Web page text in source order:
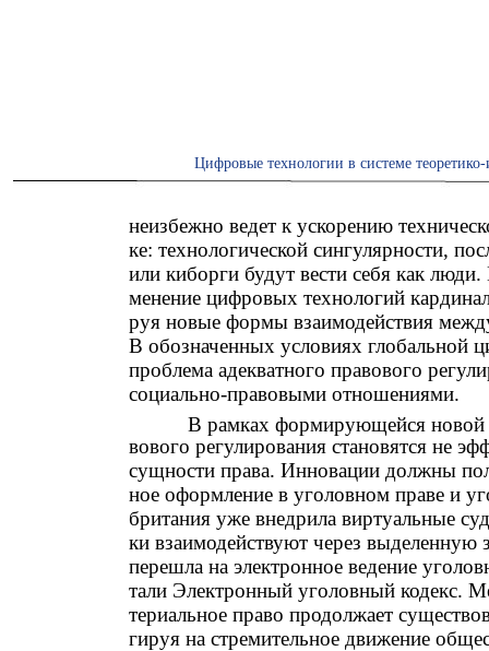
Цифровые технологии в системе
неизбежно ведет к ускорению
ке: технологической сингулярности,
или киборги будут вести себя как
менение цифровых технологий
руя новые формы взаимодействия
В обозначенных условиях глобальной
проблема адекватного правового
социально-правовыми отношениями.
В рамках формирующейся новой
вового регулирования становятся не
сущности права. Инновации должны
ное оформление в уголовном праве и
британия уже внедрила виртуальные
ки взаимодействуют через
перешла на электронное ведение
тали Электронный уголовный кодекс.
териальное право продолжает
гируя на стремительное движение